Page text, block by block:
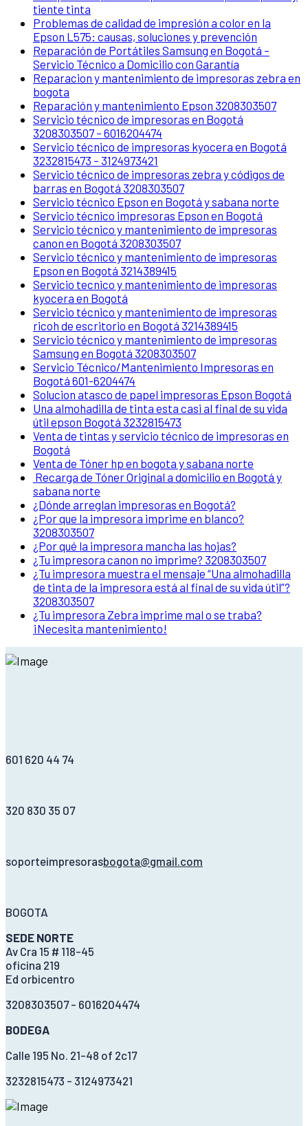
tiente tinta
Problemas de calidad de impresión a color en la
Epson L575: causas, soluciones y prevención
Reparación de Portátiles Samsung en Bogotá –
Servicio Técnico a Domicilio con Garantía
Reparacion y mantenimiento de impresoras zebra en
bogota
Reparación y mantenimiento Epson 3208303507
Servicio técnico de impresoras en Bogotá
3208303507 – 6016204474
Servicio técnico de impresoras kyocera en Bogotá
3232815473 – 3124973421
Servicio técnico de impresoras zebra y códigos de
barras en Bogotá 3208303507
Servicio técnico Epson en Bogotá y sabana norte
Servicio técnico impresoras Epson en Bogotá
Servicio técnico y mantenimiento de impresoras
canon en Bogotá 3208303507
Servicio técnico y mantenimiento de impresoras
Epson en Bogotá 3214389415
Servicio tecnico y mantenimiento de impresoras
kyocera en Bogotá
Servicio técnico y mantenimiento de impresoras
ricoh de escritorio en Bogotá 3214389415
Servicio técnico y mantenimiento de impresoras
Samsung en Bogotá 3208303507
Servicio Técnico/Mantenimiento Impresoras en
Bogotá 601-6204474
Solucion atasco de papel impresoras Epson Bogotá
Una almohadilla de tinta esta casi al final de su vida
útil epson Bogotá 3232815473
Venta de tintas y servicio técnico de impresoras en
Bogotá
Venta de Tóner hp en bogota y sabana norte
Recarga de Tóner Original a domicilio en Bogotá y
sabana norte
¿Dónde arreglan impresoras en Bogotá?
¿Por que la impresora imprime en blanco?
3208303507
¿Por qué la impresora mancha las hojas?
¿Tu impresora canon no imprime? 3208303507
¿Tu impresora muestra el mensaje “Una almohadilla
de tinta de la impresora está al final de su vida útil”?
3208303507
¿Tu impresora Zebra imprime mal o se traba?
¡Necesita mantenimiento!
601 620 44 74
320 830 35 07
soporteimpresorasbogota@gmail.com
BOGOTA
SEDE NORTE
Av Cra 15 # 118-45
oficina 219
Ed orbicentro
3208303507 - 6016204474
BODEGA
Calle 195 No. 21-48 of 2c17
3232815473 - 3124973421